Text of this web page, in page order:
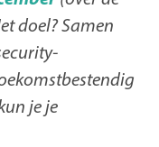
doel? Samen
je je